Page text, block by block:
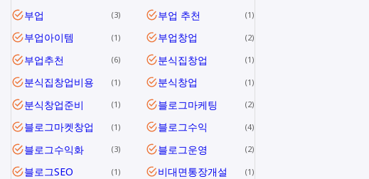
부업 3 부업 추천 1
부업아이템 1 부업창업 2
부업추천 6 분식집창업 1
분식집창업비용 1 분식창업 1
분식창업준비 1 블로그마케팅 2
블로그마켓창업 1 블로그수익 4
블로그수익화 3 블로그운영 2
블로그SEO 1 비대면통장개설 1